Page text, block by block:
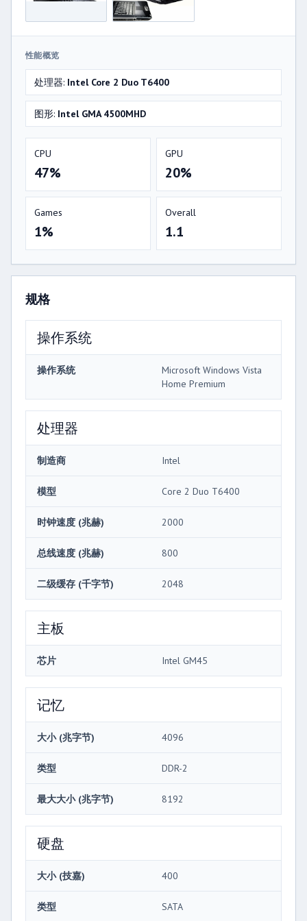
性能概览
处理器: Intel Core 2 Duo T6400
图形: Intel GMA 4500MHD
CPU
47%
GPU
20%
Games
1%
Overall
1.1
规格
操作系统
操作系统
Microsoft Windows Vista
Home Premium
处理器
制造商 Intel
模型 Core 2 Duo T6400
时钟速度 (兆赫) 2000
总线速度 (兆赫) 800
二级缓存 (千字节) 2048
主板
芯片 Intel GM45
记忆
大小 (兆字节) 4096
类型 DDR-2
最大大小 (兆字节) 8192
硬盘
大小 (技嘉) 400
类型 SATA